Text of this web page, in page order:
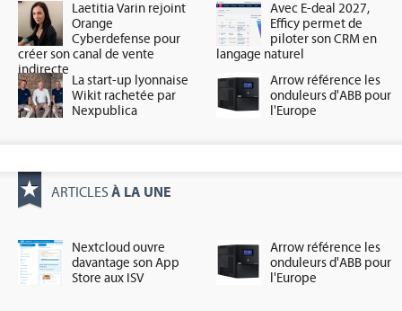
Laetitia Varin rejoint
Orange
Cyberdefense pour
créer son canal de vente
indirecte
Avec E-deal 2027,
Efficy permet de
piloter son CRM en
langage naturel
La start-up lyonnaise
Wikit rachetée par
Nexpublica
Arrow référence les
onduleurs d'ABB pour
l'Europe
ARTICLES À LA UNE
Nextcloud ouvre
davantage son App
Store aux ISV
Arrow référence les
onduleurs d'ABB pour
l'Europe